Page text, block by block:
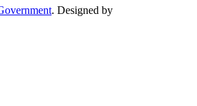
. Designed by